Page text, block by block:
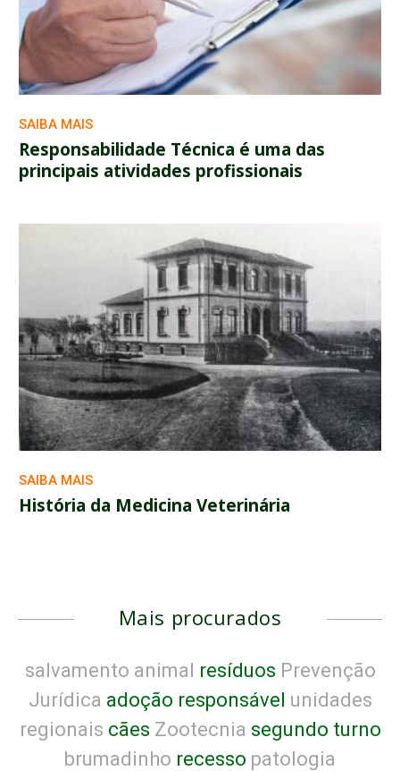
SAIBA MAIS
Responsabilidade Técnica é uma das
principais atividades profissionais
SAIBA MAIS
História da Medicina Veterinária
Mais procurados
salvamento animal resíduos Prevenção
Jurídica adoção responsável unidades
regionais cães Zootecnia segundo turno
brumadinho recesso patologia